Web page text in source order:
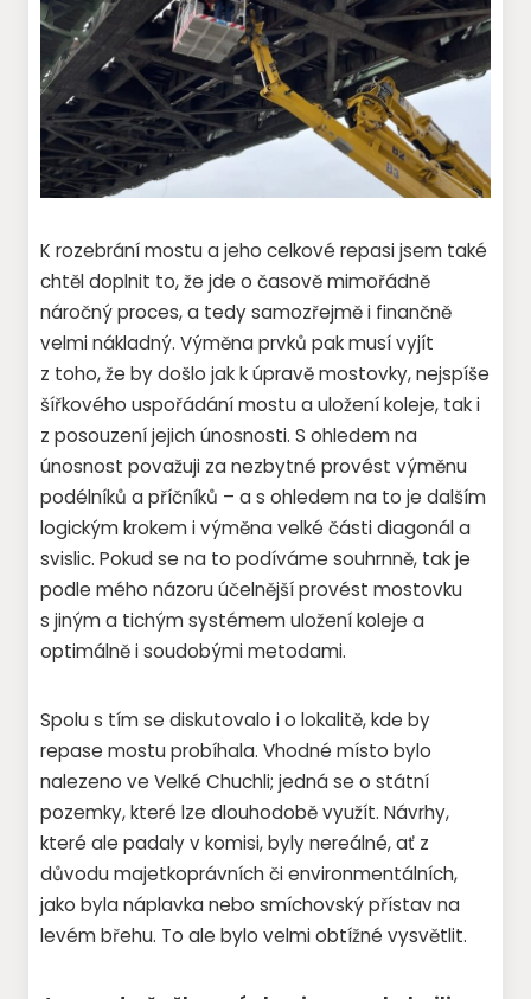
K rozebrání mostu a jeho celkové repasi jsem také
chtěl doplnit to, že jde o časově mimořádně
náročný proces, a tedy samozřejmě i finančně
velmi nákladný. Výměna prvků pak musí vyjít
z toho, že by došlo jak k úpravě mostovky, nejspíše
šířkového uspořádání mostu a uložení koleje, tak i
z posouzení jejich únosnosti. S ohledem na
únosnost považuji za nezbytné provést výměnu
podélníků a příčníků – a s ohledem na to je dalším
logickým krokem i výměna velké části diagonál a
svislic. Pokud se na to podíváme souhrnně, tak je
podle mého názoru účelnější provést mostovku
s jiným a tichým systémem uložení koleje a
optimálně i soudobými metodami.
Spolu s tím se diskutovalo i o lokalitě, kde by
repase mostu probíhala. Vhodné místo bylo
nalezeno ve Velké Chuchli; jedná se o státní
pozemky, které lze dlouhodobě využít. Návrhy,
které ale padaly v komisi, byly nereálné, ať z
důvodu majetkoprávních či environmentálních,
jako byla náplavka nebo smíchovský přístav na
levém břehu. To ale bylo velmi obtížné vysvětlit.